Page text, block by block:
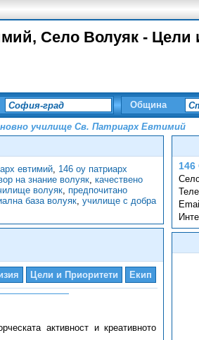
Село Волуяк - Цели
Община
училище Св. Патриарх Евтимий
евтимий, 146 оу патриарх
на знание волуяк, качествено
волуяк, предпочитано
база волуяк, училище с добра
Цели и Приоритети Екип
активност и креативното